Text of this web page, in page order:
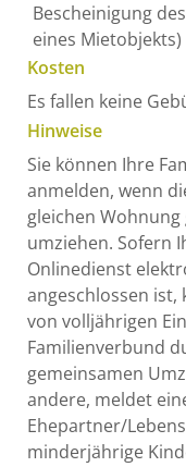
Bescheinigung
eines Mietobjekts)
Kosten
Es fallen keine
Hinweise
Sie können Ihre
anmelden, wenn
gleichen
umziehen. Sofern
Onlinedienst
angeschlossen ist,
von volljährigen
Familienverbund
gemeinsamen
andere, meldet
Ehepartner/
minderjährige